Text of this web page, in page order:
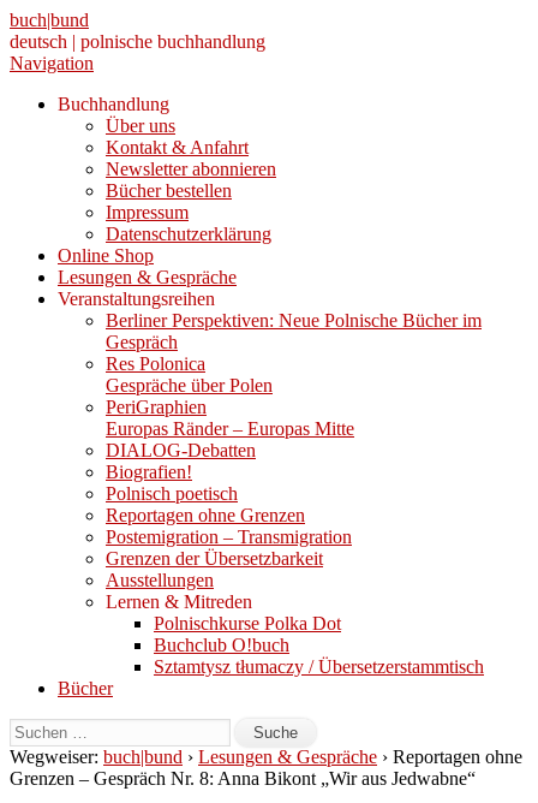
buch|bund
deutsch | polnische buchhandlung
Navigation
Buchhandlung
Über uns
Kontakt & Anfahrt
Newsletter abonnieren
Bücher bestellen
Impressum
Datenschutzerklärung
Online Shop
Lesungen & Gespräche
Veranstaltungsreihen
Berliner Perspektiven: Neue Polnische Bücher im
Gespräch
Res Polonica
Gespräche über Polen
PeriGraphien
Europas Ränder – Europas Mitte
DIALOG-Debatten
Biografien!
Polnisch poetisch
Reportagen ohne Grenzen
Postemigration – Transmigration
Grenzen der Übersetzbarkeit
Ausstellungen
Lernen & Mitreden
Polnischkurse Polka Dot
Buchclub O!buch
Sztamtysz tłumaczy / Übersetzerstammtisch
Bücher
Wegweiser: buch|bund › Lesungen & Gespräche › Reportagen ohne
Grenzen – Gespräch Nr. 8: Anna Bikont „Wir aus Jedwabne“